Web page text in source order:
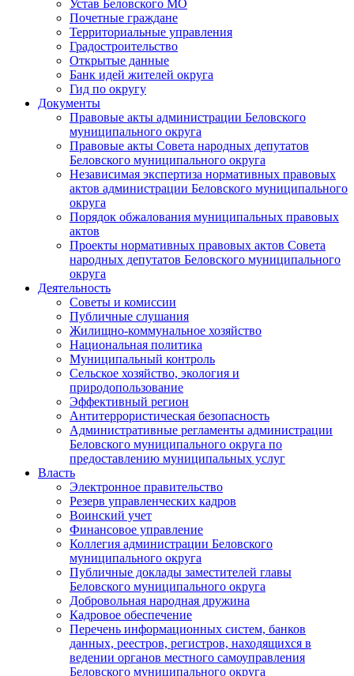
Устав Беловского МО
Почетные граждане
Территориальные управления
Градостроительство
Открытые данные
Банк идей жителей округа
Гид по округу
Документы
Правовые акты администрации Беловского
муниципального округа
Правовые акты Совета народных депутатов
Беловского муниципального округа
Независимая экспертиза нормативных правовых
актов администрации Беловского муниципального
округа
Порядок обжалования муниципальных правовых
актов
Проекты нормативных правовых актов Совета
народных депутатов Беловского муниципального
округа
Деятельность
Советы и комиссии
Публичные слушания
Жилищно-коммунальное хозяйство
Национальная политика
Муниципальный контроль
Сельское хозяйство, экология и
природопользование
Эффективный регион
Антитеррористическая безопасность
Административные регламенты администрации
Беловского муниципального округа по
предоставлению муниципальных услуг
Власть
Электронное правительство
Резерв управленческих кадров
Воинский учет
Финансовое управление
Коллегия администрации Беловского
муниципального округа
Публичные доклады заместителей главы
Беловского муниципального округа
Добровольная народная дружина
Кадровое обеспечение
Перечень информационных систем, банков
данных, реестров, регистров, находящихся в
ведении органов местного самоуправления
Беловского муниципального округа